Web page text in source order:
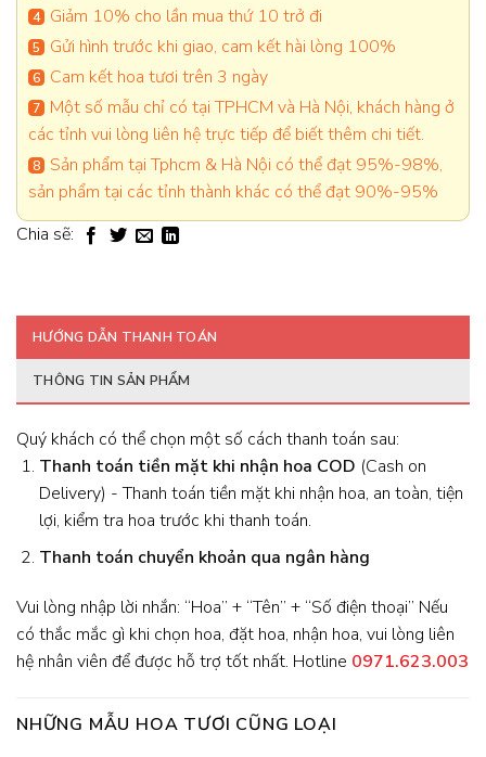
Giảm 10% cho lần mua thứ 10 trở đi
Gửi hình trước khi giao, cam kết hài lòng 100%
Cam kết hoa tươi trên 3 ngày
Một số mẫu chỉ có tại TPHCM và Hà Nội, khách hàng ở
các tỉnh vui lòng liên hệ trực tiếp để biết thêm chi tiết.
Sản phẩm tại Tphcm & Hà Nội có thể đạt 95%-98%,
sản phẩm tại các tỉnh thành khác có thể đạt 90%-95%
Chia sẽ:
HƯỚNG DẪN THANH TOÁN
THÔNG TIN SẢN PHẨM
Quý khách có thể chọn một số cách thanh toán sau:
Thanh toán tiền mặt khi nhận hoa COD (Cash on
Delivery) - Thanh toán tiền mặt khi nhận hoa, an toàn, tiện
lợi, kiểm tra hoa trước khi thanh toán.
Thanh toán chuyển khoản qua ngân hàng
Vui lòng nhập lời nhắn: “Hoa” + “Tên” + “Số điện thoại” Nếu
có thắc mắc gì khi chọn hoa, đặt hoa, nhận hoa, vui lòng liên
hệ nhân viên để được hỗ trợ tốt nhất. Hotline 0971.623.003
NHỮNG MẪU HOA TƯƠI CŨNG LOẠI